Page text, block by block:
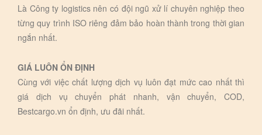
Là Công ty logistics nên có đội ngũ xử lí chuyên nghiệp theo
từng quy trình ISO riêng đảm bảo hoàn thành trong thời gian
ngắn nhất.
GIÁ LUÔN ỔN ĐỊNH
Cùng với việc chất lượng dịch vụ luôn đạt mức cao nhất thì
giá dịch vụ chuyển phát nhanh, vận chuyển, COD,
Bestcargo.vn ổn định, ưu đãi nhất.